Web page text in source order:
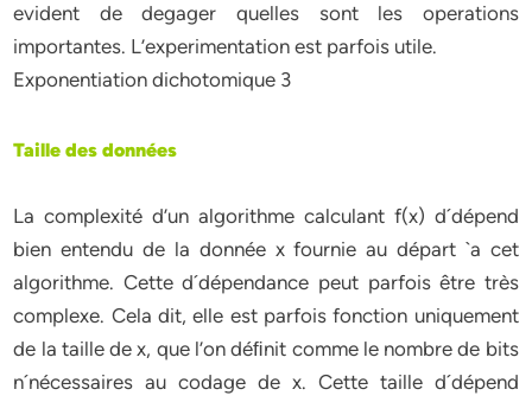
evident de degager quelles sont les operations
importantes. L’experimentation est parfois utile.
Exponentiation dichotomique 3
Taille des données
La complexité d’un algorithme calculant f(x) d´dépend
bien entendu de la donnée x fournie au départ `a cet
algorithme. Cette d´dépendance peut parfois être très
complexe. Cela dit, elle est parfois fonction uniquement
de la taille de x, que l’on déﬁnit comme le nombre de bits
n´nécessaires au codage de x. Cette taille d´dépend